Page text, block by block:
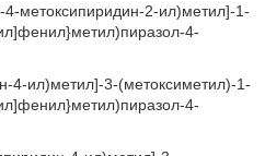
метоксипиридин-2-ил)метил]-1-
4-
4-ил)метил]-3-(метоксиметил)-1-
4-